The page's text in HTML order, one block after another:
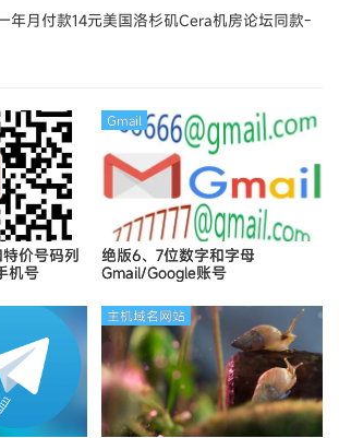
年月付款14元美国洛杉矶Cera机房论坛同款-
价号码列
机号
绝版6、7位数字和字母
Gmail/Google账号
Gmail
主机域名网站